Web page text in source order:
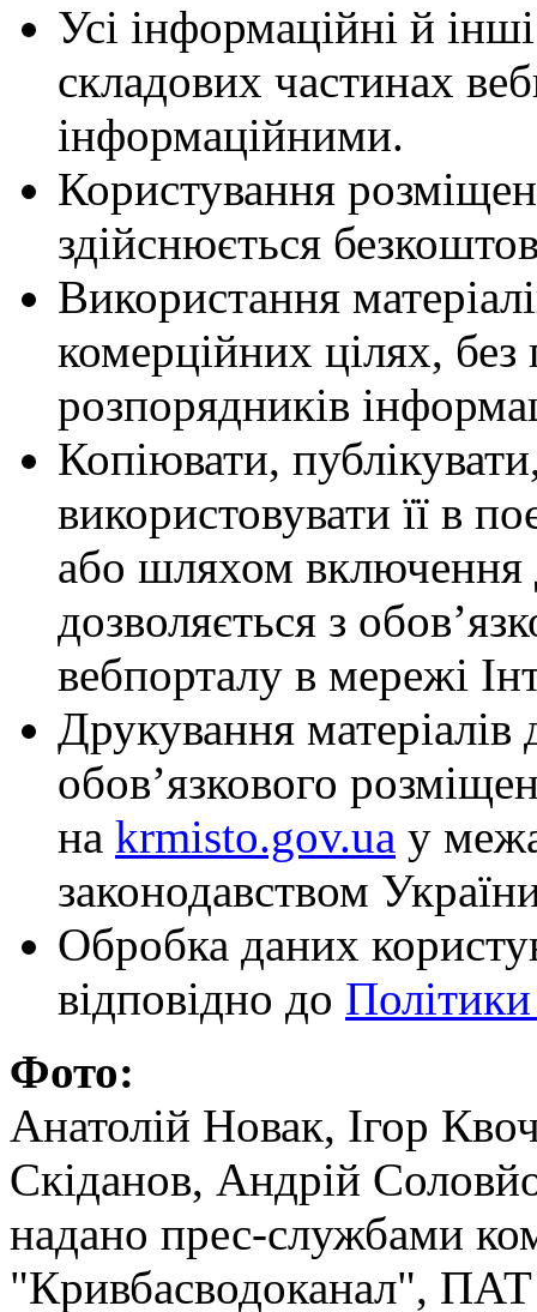
Усі інформаційні й
складових частинах
інформаційними.
Користування
здійснюється
Використання
комерційних цілях,
розпорядників
Копіювати,
використовувати її в
або шляхом включення
дозволяється з
вебпорталу в мережі
Друкування
обов’язкового
на krmisto.gov.ua у
законодавством
Обробка даних
відповідно до
Фото:
Анатолій Новак, Ігор
Скіданов, Андрій
надано прес-службами
"Кривбасводоканал",